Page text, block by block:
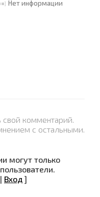
Нет информации
свой комментарий.
с остальными.
могут только
| Вход ]